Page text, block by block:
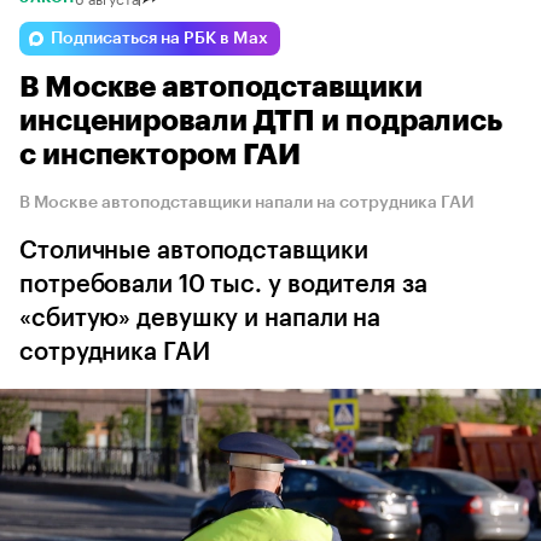
Подписаться на РБК в Max
В Москве автоподставщики
инсценировали ДТП и подрались
с инспектором ГАИ
В Москве автоподставщики напали на сотрудника ГАИ
Столичные автоподставщики
потребовали 10 тыс. у водителя за
«сбитую» девушку и напали на
сотрудника ГАИ